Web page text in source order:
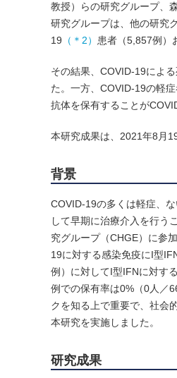
教授）らの研究グループ、
研究グループは、他の研究
19 （＊2） 患者（5,857例）
その結果、COVID-19によ
た。一方、COVID-19の軽
抗体を保有することが
本研究成果は、2021年8月
背景
COVID-19の多くは軽症、
して早期に治療介入を行う
究グループ（CHGE）に参
19に対する感染免疫にI型
例）に対してI型IFNに対す
例での保有率は0%（0人／
クを知る上で重要で、社会
本研究を実施しました。
研究成果